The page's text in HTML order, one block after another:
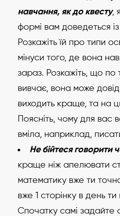
навчання, як до квесту,
формі вам доведеться
Розкажіть їй про типи
мінуси того, де вона
зараз. Розкажіть, що
вивчає, вона може
виходить краще, та на
Поясніть, чому для
вміла, наприклад,
Не бійтеся говорити
краще ніж апелювати
математику вже ти
вже 1 сторінку в день
Спочатку самі задайте